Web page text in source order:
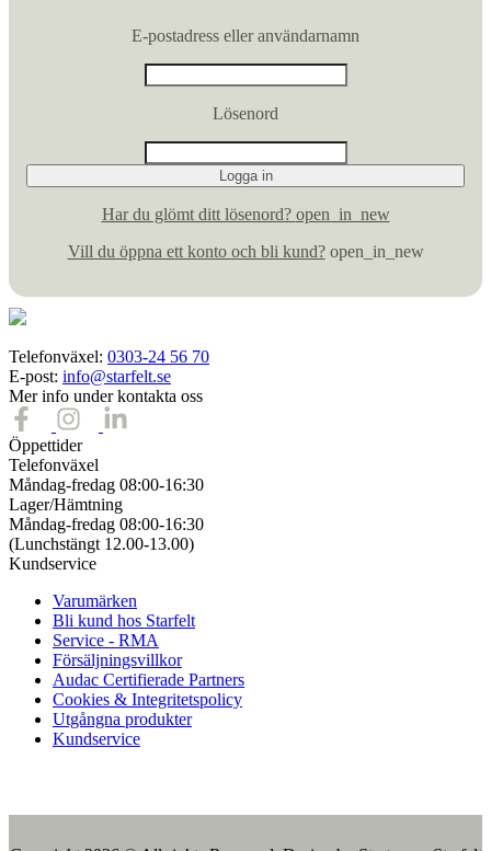
E-postadress eller användarnamn
Lösenord
Har du glömt ditt lösenord? open_in_new
Vill du öppna ett konto och bli kund? open_in_new
Telefonväxel: 0303-24 56 70
E-post: info@starfelt.se
Mer info under kontakta oss
Öppettider
Telefonväxel
Måndag-fredag 08:00-16:30
Lager/Hämtning
Måndag-fredag 08:00-16:30
(Lunchstängt 12.00-13.00)
Kundservice
Varumärken
Bli kund hos Starfelt
Service - RMA
Försäljningsvillkor
Audac Certifierade Partners
Cookies & Integritetspolicy
Utgångna produkter
Kundservice